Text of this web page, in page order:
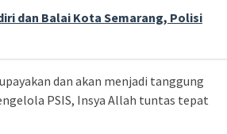
dan Balai Kota Semarang, Polisi
dan akan menjadi tanggung
PSIS, Insya Allah tuntas tepat